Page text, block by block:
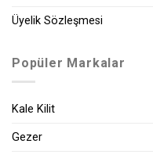
Üyelik Sözleşmesi
Popüler Markalar
Kale Kilit
Gezer